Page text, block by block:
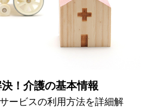
！介護の基本情報
ービスの利用方法を詳細解